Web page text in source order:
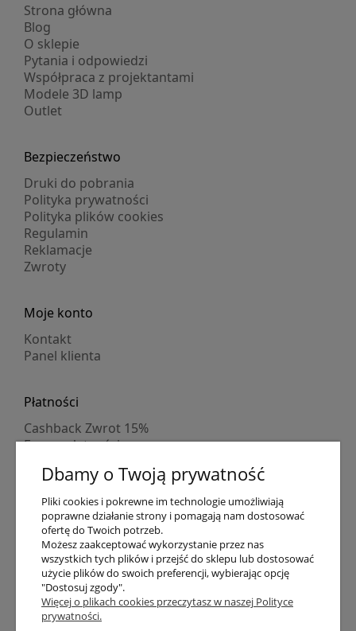
Strona główna
Blog
O sklepie
Pytania i odpowiedzi
Współpraca z projektantami
Modele 3D lamp
Outlet
Bezpieczeństwo
Druki do pobrania
Polityka prywatności
Polityka plików cookies
Regulamin
Reklamacje
Zwroty
Moje konto
Kontakt
Panel klienta
Płatności
Cashback Zwrot 15%
Formy płatności
Numer konta
PayPo kupujesz, nie płacisz
Progi rabatowe
Promocje
Dostawa
Czas wysyłki
Dostawa
Dbamy o Twoją prywatność
Pliki cookies i pokrewne im technologie umożliwiają
poprawne działanie strony i pomagają nam dostosować
ofertę do Twoich potrzeb.
Możesz zaakceptować wykorzystanie przez nas
wszystkich tych plików i przejść do sklepu lub dostosować
użycie plików do swoich preferencji, wybierając opcję
"Dostosuj zgody".
Więcej o plikach cookies przeczytasz w naszej Polityce
prywatności.